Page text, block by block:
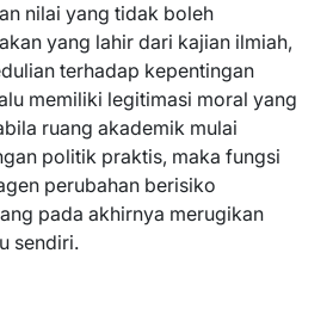
nilai yang tidak boleh
yang lahir dari kajian ilmiah,
terhadap kepentingan
memiliki legitimasi moral yang
ruang akademik mulai
politik praktis, maka fungsi
perubahan berisiko
pada akhirnya merugikan
sendiri.